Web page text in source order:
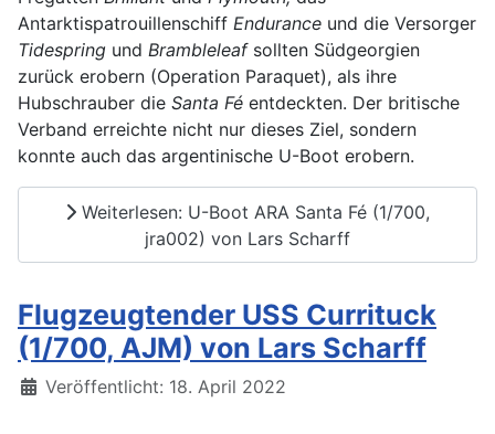
Antarktispatrouillenschiff Endurance und die Versorger
Tidespring und Brambleleafsollten Südgeorgien
zurück erobern (Operation Paraquet), als ihre
Hubschrauber die Santa Fé entdeckten. Der britische
Verband erreichte nicht nur dieses Ziel, sondern
konnte auch das argentinische U-Boot erobern.
Weiterlesen: U-Boot ARA Santa Fé (1/700,
jra002) von Lars Scharff
Flugzeugtender USS Currituck
(1/700, AJM) von Lars Scharff
Details
Veröffentlicht: 18. April 2022